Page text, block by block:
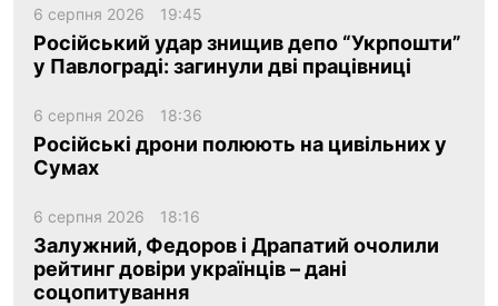
6 серпня 2026 19:45
Російський удар знищив депо “Укрпошти”
у Павлограді: загинули дві працівниці
6 серпня 2026 18:36
Російські дрони полюють на цивільних у
Сумах
6 серпня 2026 18:16
Залужний, Федоров і Драпатий очолили
рейтинг довіри українців – дані
соцопитування